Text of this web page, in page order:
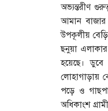
অভ্যন্তরীণ
আমান বাজার
উপকূলীয়
ছনুয়া
হয়েছে।
লোহাগাড়ায়
পড়ে ও
অধিকাংশ